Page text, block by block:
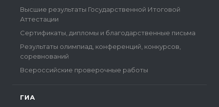
Высшие результаты Государственной Итоговой
Аттестации
Сертификаты, дипломы и благодарственные письма
Результаты олимпиад, конференций, конкурсов,
соревнований
Всероссийские проверочные работы
ГИА